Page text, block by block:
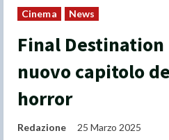
Cinema News
Final
nuovo capitolo
horror
Redazione 25 Marzo 2025